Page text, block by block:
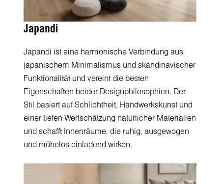
Japandi
Japandi ist eine harmonische Verbindung aus
japanischem Minimalismus und skandinavischer
Funktionalität und vereint die besten
Eigenschaften beider Designphilosophien. Der
Stil basiert auf Schlichtheit, Handwerkskunst und
einer tiefen Wertschätzung natürlicher Materialien
und schafft Innenräume, die ruhig, ausgewogen
und mühelos einladend wirken.